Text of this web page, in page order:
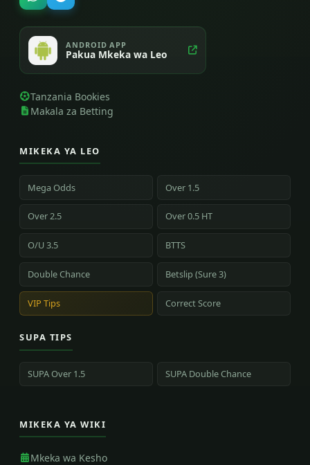
ANDROID APP
Pakua Mkeka wa Leo
Tanzania Bookies
Makala za Betting
MIKEKA YA LEO
Mega Odds Over 1.5
Over 2.5 Over 0.5 HT
O/U 3.5 BTTS
Double Chance Betslip (Sure 3)
VIP Tips Correct Score
SUPA TIPS
SUPA Over 1.5 SUPA Double Chance
MIKEKA YA WIKI
Mkeka wa Kesho